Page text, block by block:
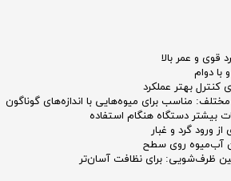
قوی و عمر بالا
دوام
بهتر عملکرد
مناسب برای میوه‌هایی با اندازه‌های گوناگون
دستگاه هنگام استفاده
ورود گرد و غبار
آب‌میوه روی سطح
ظرف‌شویی: برای نظافت آسان‌تر